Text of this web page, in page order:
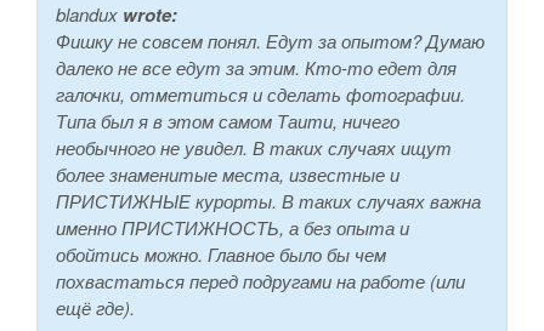
blandux wrote:
Фишку не совсем понял. Едут за опытом? Думаю
далеко не все едут за этим. Кто-то едет для
галочки, отметиться и сделать фотографии.
Типа был я в этом самом Таити, ничего
необычного не увидел. В таких случаях ищут
более знаменитые места, известные и
ПРИСТИЖНЫЕ курорты. В таких случаях важна
именно ПРИСТИЖНОСТЬ, а без опыта и
обойтись можно. Главное было бы чем
похвастаться перед подругами на работе (или
ещё где).